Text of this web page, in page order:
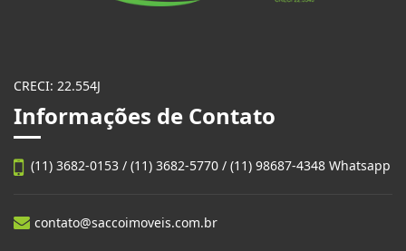
CRECI: 22.554J
Informações de Contato
(11) 3682-0153 / (11) 3682-5770 / (11) 98687-4348 Whatsapp
contato@saccoimoveis.com.br